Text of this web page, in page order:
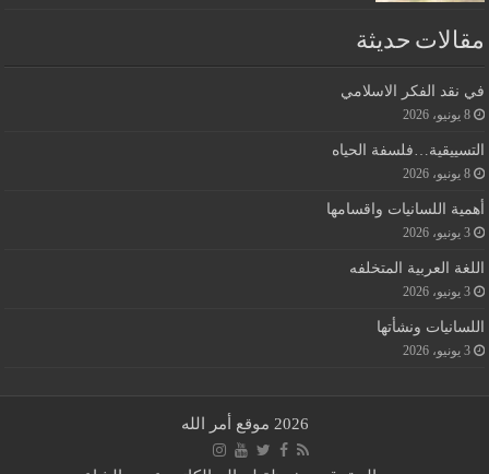
مقالات حديثة
في نقد الفكر الاسلامي
8 يونيو، 2026
التسييقية…فلسفة الحياه
8 يونيو، 2026
أهمية اللسانيات واقسامها
3 يونيو، 2026
اللغة العربية المتخلفه
3 يونيو، 2026
اللسانيات ونشأتها
3 يونيو، 2026
2026 موقع أمر الله